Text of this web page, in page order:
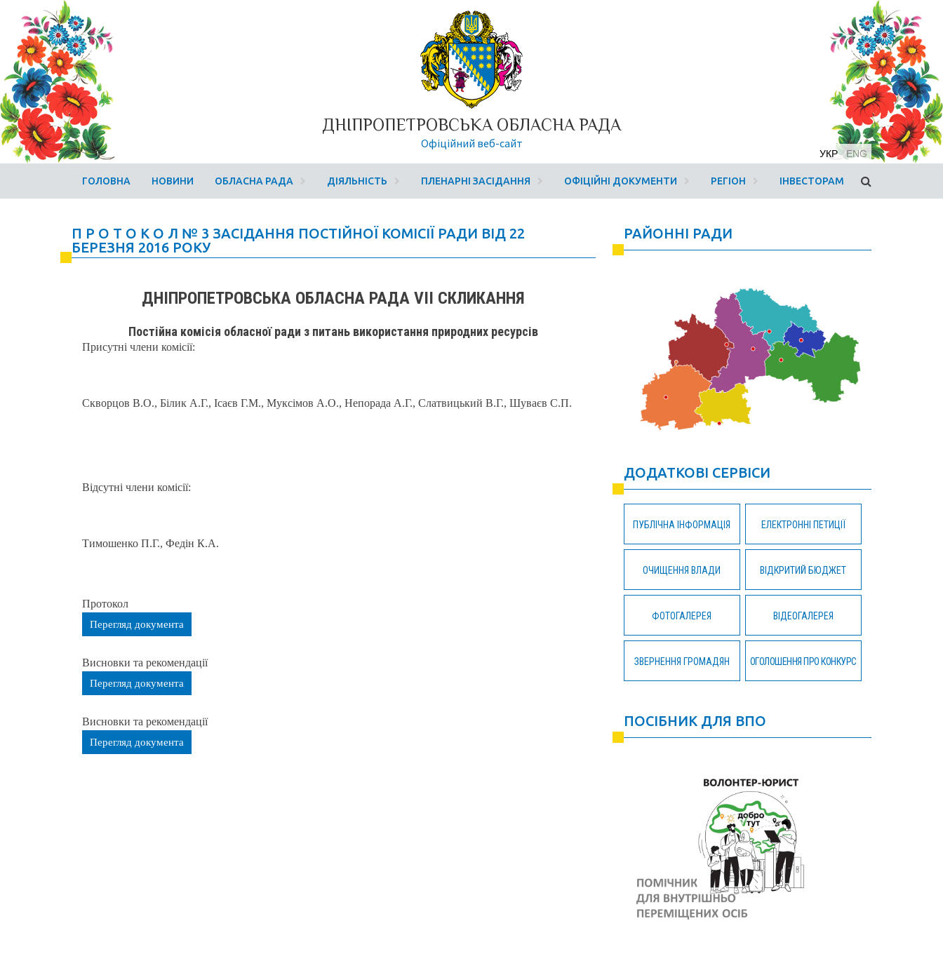
ДНІПРОПЕТРОВСЬКА ОБЛАСНА РАДА
Офіційний веб-сайт
УКР ENG
ГОЛОВНА НОВИНИ ОБЛАСНА РАДА ДІЯЛЬНІСТЬ ПЛЕНАРНІ ЗАСІДАННЯ ОФІЦІЙНІ ДОКУМЕНТИ РЕГІОН ІНВЕСТОРАМ
П Р О Т О К О Л № 3 ЗАСІДАННЯ ПОСТІЙНОЇ КОМІСІЇ РАДИ ВІД 22
БЕРЕЗНЯ 2016 РОКУ
ДНІПРОПЕТРОВСЬКА ОБЛАСНА РАДА VІІ СКЛИКАННЯ
Постійна комісія обласної ради з питань використання природних ресурсів
Присутні члени комісії:
Скворцов В.О., Білик А.Г., Ісаєв Г.М., Муксімов А.О., Непорада А.Г., Слатвицький В.Г., Шуваєв С.П.
Відсутні члени комісії:
Тимошенко П.Г., Федін К.А.
Протокол
Перегляд документа
Висновки та рекомендації
Перегляд документа
Висновки та рекомендації
Перегляд документа
РАЙОННІ РАДИ
ДОДАТКОВІ СЕРВІСИ
ПУБЛІЧНА ІНФОРМАЦІЯ ЕЛЕКТРОННІ ПЕТИЦІЇ
ОЧИЩЕННЯ ВЛАДИ ВІДКРИТИЙ БЮДЖЕТ
ФОТОГАЛЕРЕЯ ВІДЕОГАЛЕРЕЯ
ЗВЕРНЕННЯ ГРОМАДЯН ОГОЛОШЕННЯ ПРО КОНКУРС
ПОСІБНИК ДЛЯ ВПО